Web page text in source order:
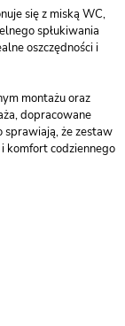
się z miską WC,
spłukiwania
oszczędności i
montażu oraz
dopracowane
sprawiają, że zestaw
komfort codziennego